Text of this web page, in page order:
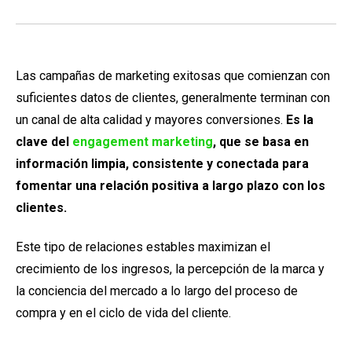
Las campañas de marketing exitosas que comienzan con
suficientes datos de clientes, generalmente terminan con
un canal de alta calidad y mayores conversiones. Es la
clave del engagement marketing, que se basa en
información limpia, consistente y conectada para
fomentar una relación positiva a largo plazo con los
clientes.
Este tipo de relaciones estables maximizan el
crecimiento de los ingresos, la percepción de la marca y
la conciencia del mercado a lo largo del proceso de
compra y en el ciclo de vida del cliente.